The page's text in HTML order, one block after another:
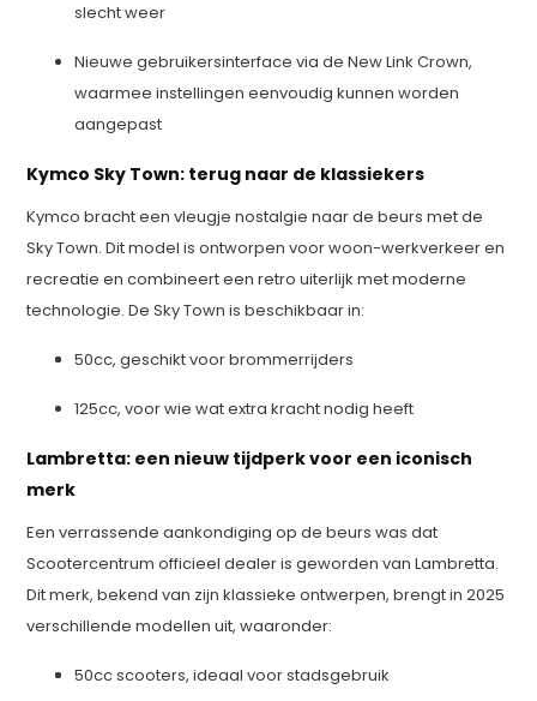
slecht weer
Nieuwe gebruikersinterface via de New Link Crown,
waarmee instellingen eenvoudig kunnen worden
aangepast
Kymco Sky Town: terug naar de klassiekers
Kymco bracht een vleugje nostalgie naar de beurs met de
Sky Town. Dit model is ontworpen voor woon-werkverkeer en
recreatie en combineert een retro uiterlijk met moderne
technologie. De Sky Town is beschikbaar in:
50cc, geschikt voor brommerrijders
125cc, voor wie wat extra kracht nodig heeft
Lambretta: een nieuw tijdperk voor een iconisch
merk
Een verrassende aankondiging op de beurs was dat
Scootercentrum officieel dealer is geworden van Lambretta.
Dit merk, bekend van zijn klassieke ontwerpen, brengt in 2025
verschillende modellen uit, waaronder:
50cc scooters, ideaal voor stadsgebruik